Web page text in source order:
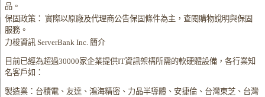
品。
保固政策： 實際以原廠及代理商公告保固條件為主，查閱購物說明與保固
服務。
力梭資訊 ServerBank Inc. 簡介
目前已經為超過30000家企業提供IT資訊架構所需的軟硬體設備，各行業知
名客戶如：
製造業：台積電、友達、鴻海精密、力晶半導體、安捷倫、台灣東芝、台灣